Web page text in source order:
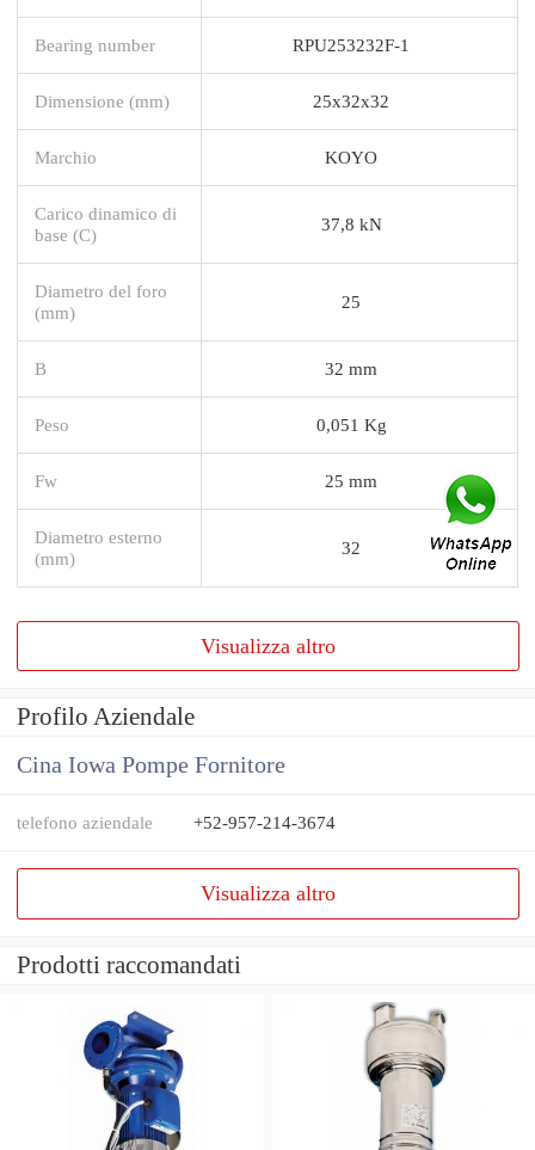
Bearing number RPU253232F-1
Dimensione (mm) 25x32x32
Marchio KOYO
Carico dinamico di
base (C)
37,8 kN
Diametro del foro
(mm)
25
B 32 mm
Peso 0,051 Kg
Fw 25 mm
Diametro esterno
(mm)
32
Visualizza altro
Profilo Aziendale
Cina Iowa Pompe Fornitore
telefono aziendale +52-957-214-3674
Visualizza altro
Prodotti raccomandati